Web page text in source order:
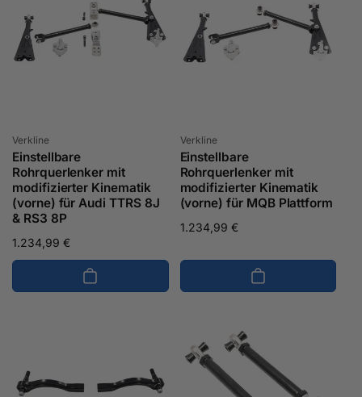
Anbieter:
Verkline
Einstellbare
Rohrquerlenker mit
modifizierter Kinematik
(vorne) für Audi TTRS 8J
& RS3 8P
Normaler
Preis
1.234,99 €
Anbieter:
Verkline
Einstellbare
Rohrquerlenker mit
modifizierter Kinematik
(vorne) für MQB Plattform
Normaler
1.234,99 €